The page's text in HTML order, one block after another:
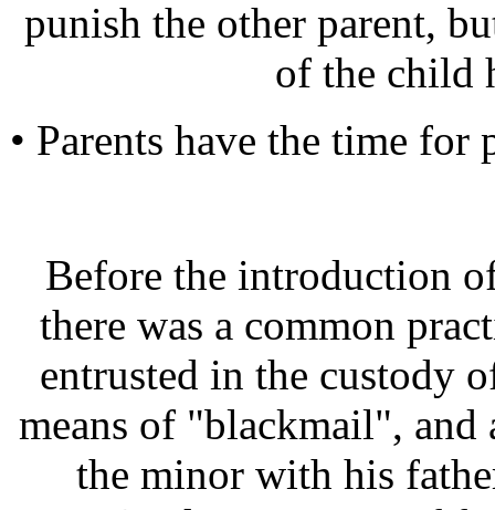
punish the other parent,
of the child
• Parents have the time for
Before the introduction
there was a common
entrusted in the custody
means of "blackmail", and
the minor with his